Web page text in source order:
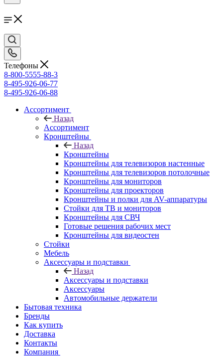
Телефоны
8-800-5555-88-3
8-495-926-06-77
8-495-926-06-88
Ассортимент
Назад
Ассортимент
Кронштейны
Назад
Кронштейны
Кронштейны для телевизоров настенные
Кронштейны для телевизоров потолочные
Кронштейны для мониторов
Кронштейны для проекторов
Кронштейны и полки для AV-аппаратуры
Стойки для ТВ и мониторов
Кронштейны для СВЧ
Готовые решения рабочих мест
Кронштейны для видеостен
Стойки
Мебель
Аксессуары и подставки
Назад
Аксессуары и подставки
Аксессуары
Автомобильные держатели
Бытовая техника
Бренды
Как купить
Доставка
Контакты
Компания